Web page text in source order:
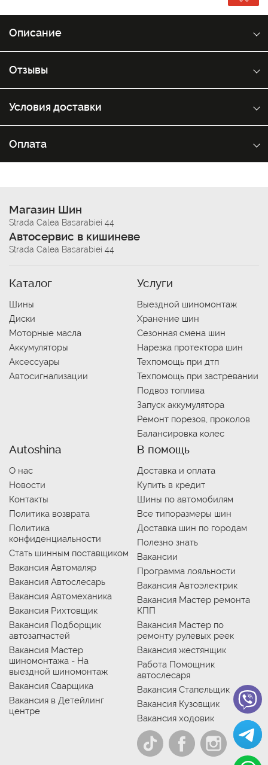
Описание
Отзывы
Условия доставки
Оплата
Магазин Шин
Strada Calea Basarabiei 44
Автосервис в кишиневе
Strada Calea Basarabiei 44
Каталог
Шины
Диски
Моторные масла
Аккумуляторы
Аксессуары
Автосигнализации
Услуги
Выездной шиномонтаж
Хранение шин
Сезонная смена шин
Нарезка протектора шин
Техпомощь при дтп
Техпомощь при застревании
Подвоз топлива
Запуск аккумулятора
Ремонт порезов, проколов
Балансировка колес
Autoshina
О нас
Новости
Контакты
Политика возврата
Политика
конфиденциальности
Стать шинным поставщиком
Вакансия Автомаляр
Вакансия Автослесарь
Вакансия Автомеханика
Вакансия Рихтовщик
Вакансия Подборщик
автозапчастей
Вакансия Мастер
шиномонтажа - На
выездной шиномонтаж
Вакансия Сварщика
Вакансия в Детейлинг
центре
В помощь
Доставка и оплата
Купить в кредит
Шины по автомобилям
Все типоразмеры шин
Доставка шин по городам
Полезно знать
Вакансии
Программа лояльности
Вакансия Автоэлектрик
Вакансия Мастер ремонта
КПП
Вакансия Мастер по
ремонту рулевых реек
Вакансия жестянщик
Работа Помощник
автослесаря
Вакансия Стапельщик
Вакансия Кузовщик
Вакансия ходовик